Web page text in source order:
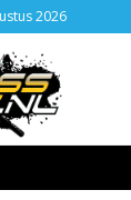
2026